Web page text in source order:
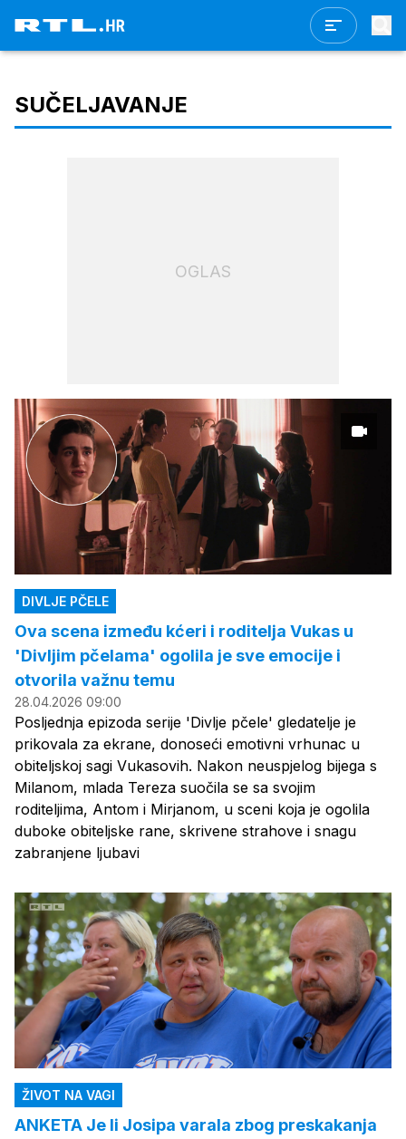
SUČELJAVANJE
OGLAS
DIVLJE PČELE
Ova scena između kćeri i roditelja Vukas u
'Divljim pčelama' ogolila je sve emocije i
otvorila važnu temu
28.04.2026 09:00
Posljednja epizoda serije 'Divlje pčele' gledatelje je
prikovala za ekrane, donoseći emotivni vrhunac u
obiteljskoj sagi Vukasovih. Nakon neuspjelog bijega s
Milanom, mlada Tereza suočila se sa svojim
roditeljima, Antom i Mirjanom, u sceni koja je ogolila
duboke obiteljske rane, skrivene strahove i snagu
zabranjene ljubavi
ŽIVOT NA VAGI
ANKETA Je li Josipa varala zbog preskakanja